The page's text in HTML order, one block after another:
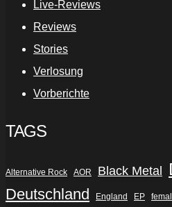
Live-Reviews
Reviews
Stories
Verlosung
Vorberichte
TAGS
Alternative Rock AOR Black Metal
Deutschland England EP